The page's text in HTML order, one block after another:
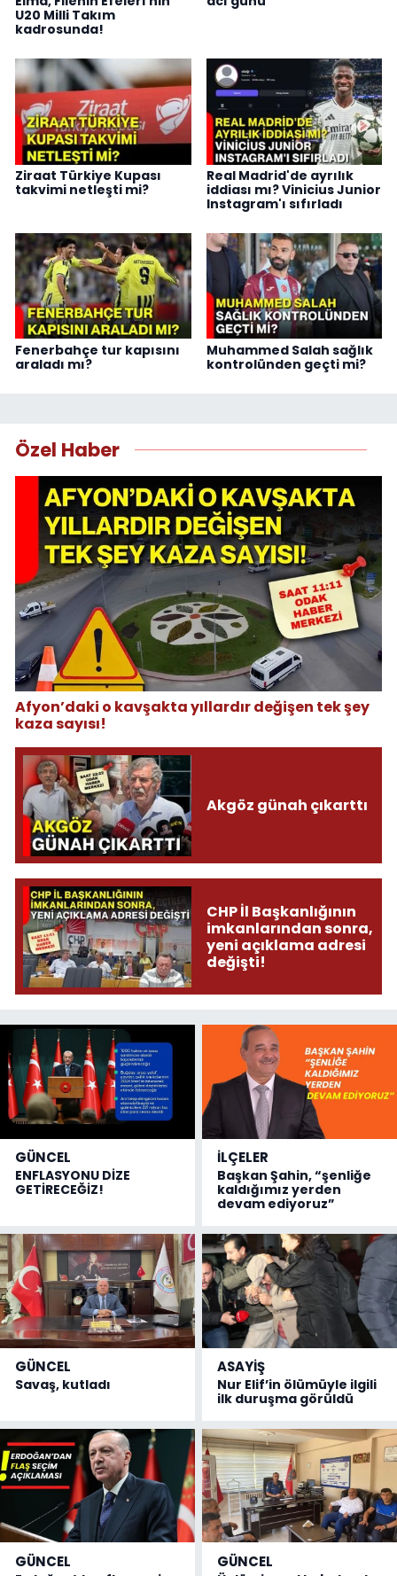
U20 Milli Takım
kadrosunda!
Ziraat Türkiye Kupası
takvimi netleşti mi?
Real Madrid'de ayrılık
iddiası mı? Vinicius Junior
Instagram'ı sıfırladı
Fenerbahçe tur kapısını
araladı mı?
Muhammed Salah sağlık
kontrolünden geçti mi?
Özel Haber
Afyon’daki o kavşakta yıllardır değişen tek şey
kaza sayısı!
Akgöz günah çıkarttı
CHP İl Başkanlığının
imkanlarından sonra,
yeni açıklama adresi
değişti!
GÜNCEL
ENFLASYONU DİZE
GETİRECEĞİZ!
İLÇELER
Başkan Şahin, “şenliğe
kaldığımız yerden
devam ediyoruz”
GÜNCEL
Savaş, kutladı
ASAYİŞ
Nur Elif’in ölümüyle ilgili
ilk duruşma görüldü
GÜNCEL GÜNCEL